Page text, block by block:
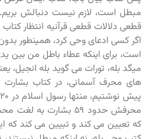
مبطل است، لازم نیست دنبالش
قطعی دلالات قطعی قرآنیه انتظار
اگر کسی ادعای وحی کرد، همینطور
است، برای اینکه عطاء باطل من بین
محرفش حدود ۵۹ بشارت
که تعیین می کند و تبیین می کند